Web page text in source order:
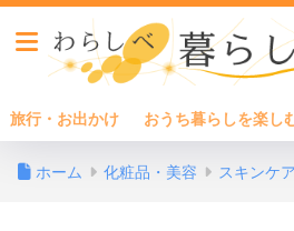
旅行・お出かけ おうち暮らしを楽し
ホーム 化粧品・美容 スキンケア